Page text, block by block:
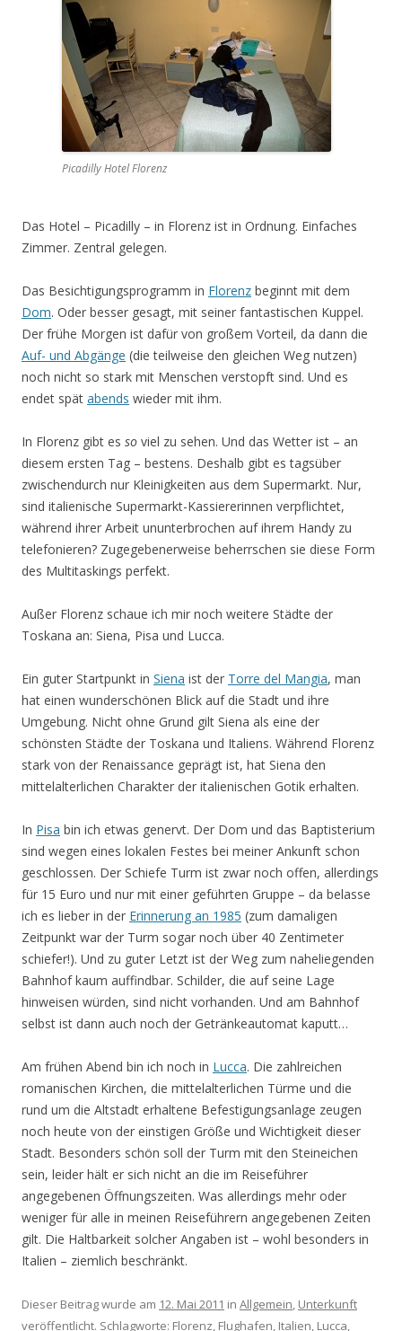
Picadilly Hotel Florenz
Das Hotel – Picadilly – in Florenz ist in Ordnung. Einfaches
Zimmer. Zentral gelegen.
Das Besichtigungsprogramm in Florenz beginnt mit dem
Dom. Oder besser gesagt, mit seiner fantastischen Kuppel.
Der frühe Morgen ist dafür von großem Vorteil, da dann die
Auf- und Abgänge (die teilweise den gleichen Weg nutzen)
noch nicht so stark mit Menschen verstopft sind. Und es
endet spät abends wieder mit ihm.
In Florenz gibt es so viel zu sehen. Und das Wetter ist – an
diesem ersten Tag – bestens. Deshalb gibt es tagsüber
zwischendurch nur Kleinigkeiten aus dem Supermarkt. Nur,
sind italienische Supermarkt-Kassiererinnen verpflichtet,
während ihrer Arbeit ununterbrochen auf ihrem Handy zu
telefonieren? Zugegebenerweise beherrschen sie diese Form
des Multitaskings perfekt.
Außer Florenz schaue ich mir noch weitere Städte der
Toskana an: Siena, Pisa und Lucca.
Ein guter Startpunkt in Siena ist der Torre del Mangia, man
hat einen wunderschönen Blick auf die Stadt und ihre
Umgebung. Nicht ohne Grund gilt Siena als eine der
schönsten Städte der Toskana und Italiens. Während Florenz
stark von der Renaissance geprägt ist, hat Siena den
mittelalterlichen Charakter der italienischen Gotik erhalten.
In Pisa bin ich etwas genervt. Der Dom und das Baptisterium
sind wegen eines lokalen Festes bei meiner Ankunft schon
geschlossen. Der Schiefe Turm ist zwar noch offen, allerdings
für 15 Euro und nur mit einer geführten Gruppe – da belasse
ich es lieber in der Erinnerung an 1985 (zum damaligen
Zeitpunkt war der Turm sogar noch über 40 Zentimeter
schiefer!). Und zu guter Letzt ist der Weg zum naheliegenden
Bahnhof kaum auffindbar. Schilder, die auf seine Lage
hinweisen würden, sind nicht vorhanden. Und am Bahnhof
selbst ist dann auch noch der Getränkeautomat kaputt…
Am frühen Abend bin ich noch in Lucca. Die zahlreichen
romanischen Kirchen, die mittelalterlichen Türme und die
rund um die Altstadt erhaltene Befestigungsanlage zeugen
noch heute von der einstigen Größe und Wichtigkeit dieser
Stadt. Besonders schön soll der Turm mit den Steineichen
sein, leider hält er sich nicht an die im Reiseführer
angegebenen Öffnungszeiten. Was allerdings mehr oder
weniger für alle in meinen Reiseführern angegebenen Zeiten
gilt. Die Haltbarkeit solcher Angaben ist – wohl besonders in
Italien – ziemlich beschränkt.
Dieser Beitrag wurde am 12. Mai 2011 in Allgemein, Unterkunft
veröffentlicht. Schlagworte: Florenz, Flughafen, Italien, Lucca,